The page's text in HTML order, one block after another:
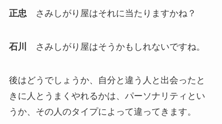
正忠さみしがり屋はそれに当たりますかね？
石川 さみしがり屋はそうかもしれないですね。
後はどうでしょうか、自分と違う人と出会ったと
きに人とうまくやれるかは、パーソナリティとい
うか、その人のタイプによって違ってきます。